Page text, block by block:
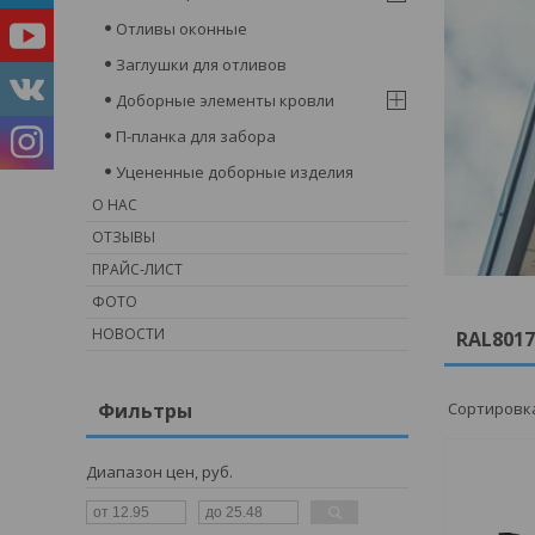
Отливы оконные
Заглушки для отливов
Доборные элементы кровли
П-планка для забора
Уцененные доборные изделия
О НАС
ОТЗЫВЫ
ПРАЙС-ЛИСТ
ФОТО
НОВОСТИ
Фильтры
Диапазон цен, руб.